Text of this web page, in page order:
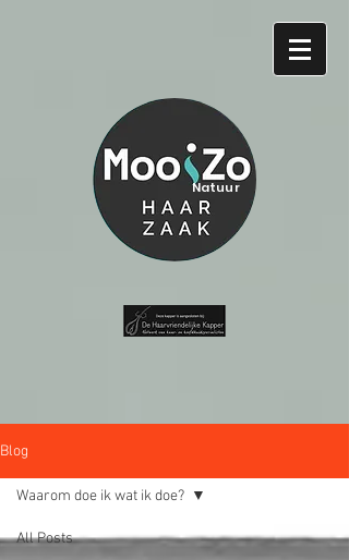
Natuur
Blog
All Posts
Waarom doe ik wat ik doe?